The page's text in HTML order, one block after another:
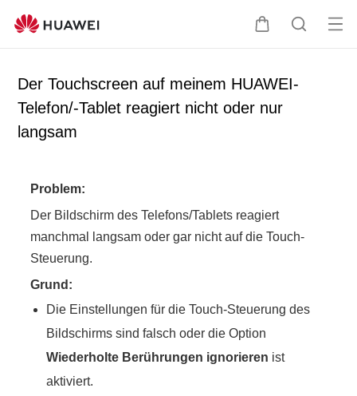
W
e
S
h
Me
Der Touchscreen auf meinem HUAWEI-
Telefon/-Tablet reagiert nicht oder nur
langsam
Problem:
Der Bildschirm des Telefons/Tablets reagiert
manchmal langsam oder gar nicht auf die Touch-
Steuerung.
Grund:
Die Einstellungen für die Touch-Steuerung des
Bildschirms sind falsch oder die Option
Wiederholte Berührungen ignorieren ist
aktiviert.